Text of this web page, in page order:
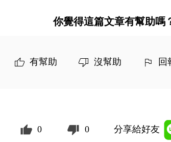
你覺得這篇文章有幫助嗎
有幫助 沒幫助 回
0 0 分享給好友